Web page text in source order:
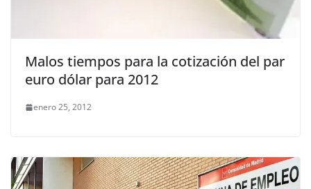
Malos tiempos para la cotización del par
euro dólar para 2012
enero 25, 2012